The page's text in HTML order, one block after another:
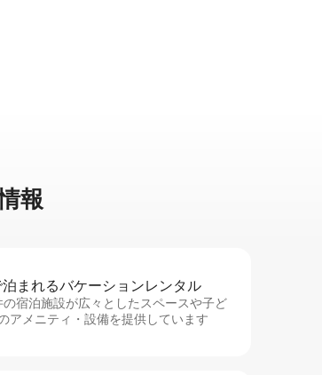
報
まれるバ⁠ケ⁠ー⁠シ⁠ョ⁠ンレ⁠ン⁠タ⁠ル
の宿泊施設が広々としたスペースや子ど
アメニティ・設備を提供しています